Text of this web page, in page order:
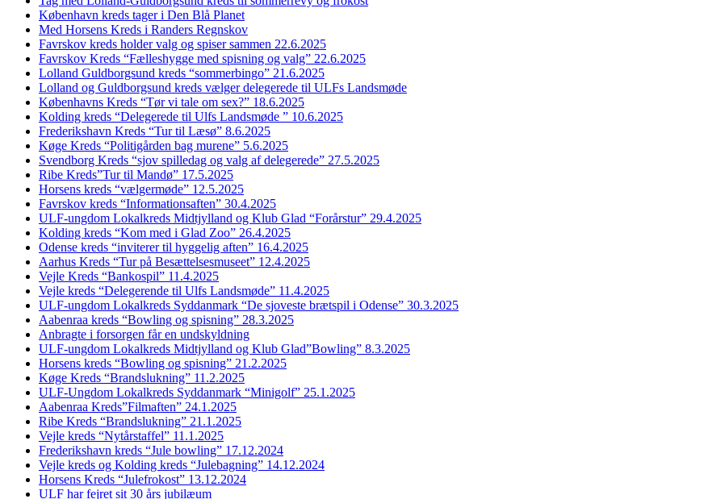
København kreds tager i Den Blå Planet
Med Horsens Kreds i Randers Regnskov
Favrskov kreds holder valg og spiser sammen 22.6.2025
Favrskov Kreds “Fælleshygge med spisning og valg” 22.6.2025
Lolland Guldborgsund kreds “sommerbingo” 21.6.2025
Lolland og Guldborgsund kreds vælger delegerede til ULFs Landsmøde
Københavns Kreds “Tør vi tale om sex?” 18.6.2025
Kolding kreds “Delegerede til Ulfs Landsmøde ” 10.6.2025
Frederikshavn Kreds “Tur til Læsø” 8.6.2025
Køge Kreds “Politigården bag murene” 5.6.2025
Svendborg Kreds “sjov spilledag og valg af delegerede” 27.5.2025
Ribe Kreds”Tur til Mandø” 17.5.2025
Horsens kreds “vælgermøde” 12.5.2025
Favrskov kreds “Informationsaften” 30.4.2025
ULF-ungdom Lokalkreds Midtjylland og Klub Glad “Forårstur” 29.4.2025
Kolding kreds “Kom med i Glad Zoo” 26.4.2025
Odense kreds “inviterer til hyggelig aften” 16.4.2025
Aarhus Kreds “Tur på Besættelsesmuseet” 12.4.2025
Vejle Kreds “Bankospil” 11.4.2025
Vejle kreds “Delegerende til Ulfs Landsmøde” 11.4.2025
ULF-ungdom Lokalkreds Syddanmark “De sjoveste brætspil i Odense” 30.3.2025
Aabenraa kreds “Bowling og spisning” 28.3.2025
Anbragte i forsorgen får en undskyldning
ULF-ungdom Lokalkreds Midtjylland og Klub Glad”Bowling” 8.3.2025
Horsens kreds “Bowling og spisning” 21.2.2025
Køge Kreds “Brandslukning” 11.2.2025
ULF-Ungdom Lokalkreds Syddanmark “Minigolf” 25.1.2025
Aabenraa Kreds”Filmaften” 24.1.2025
Ribe Kreds “Brandslukning” 21.1.2025
Vejle kreds “Nytårstaffel” 11.1.2025
Frederikshavn kreds “Jule bowling” 17.12.2024
Vejle kreds og Kolding kreds “Julebagning” 14.12.2024
Horsens Kreds “Julefrokost” 13.12.2024
ULF har fejret sit 30 års jubilæum